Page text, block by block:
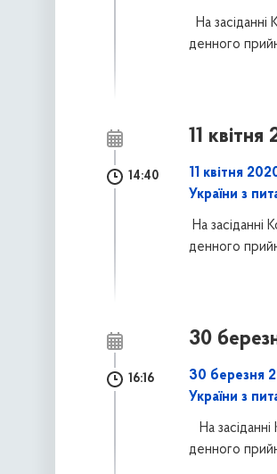
На
денного
11 квітня
14:40
11 квітня
України з
На
денного
30
16:16
30 березня
України з
На
денного